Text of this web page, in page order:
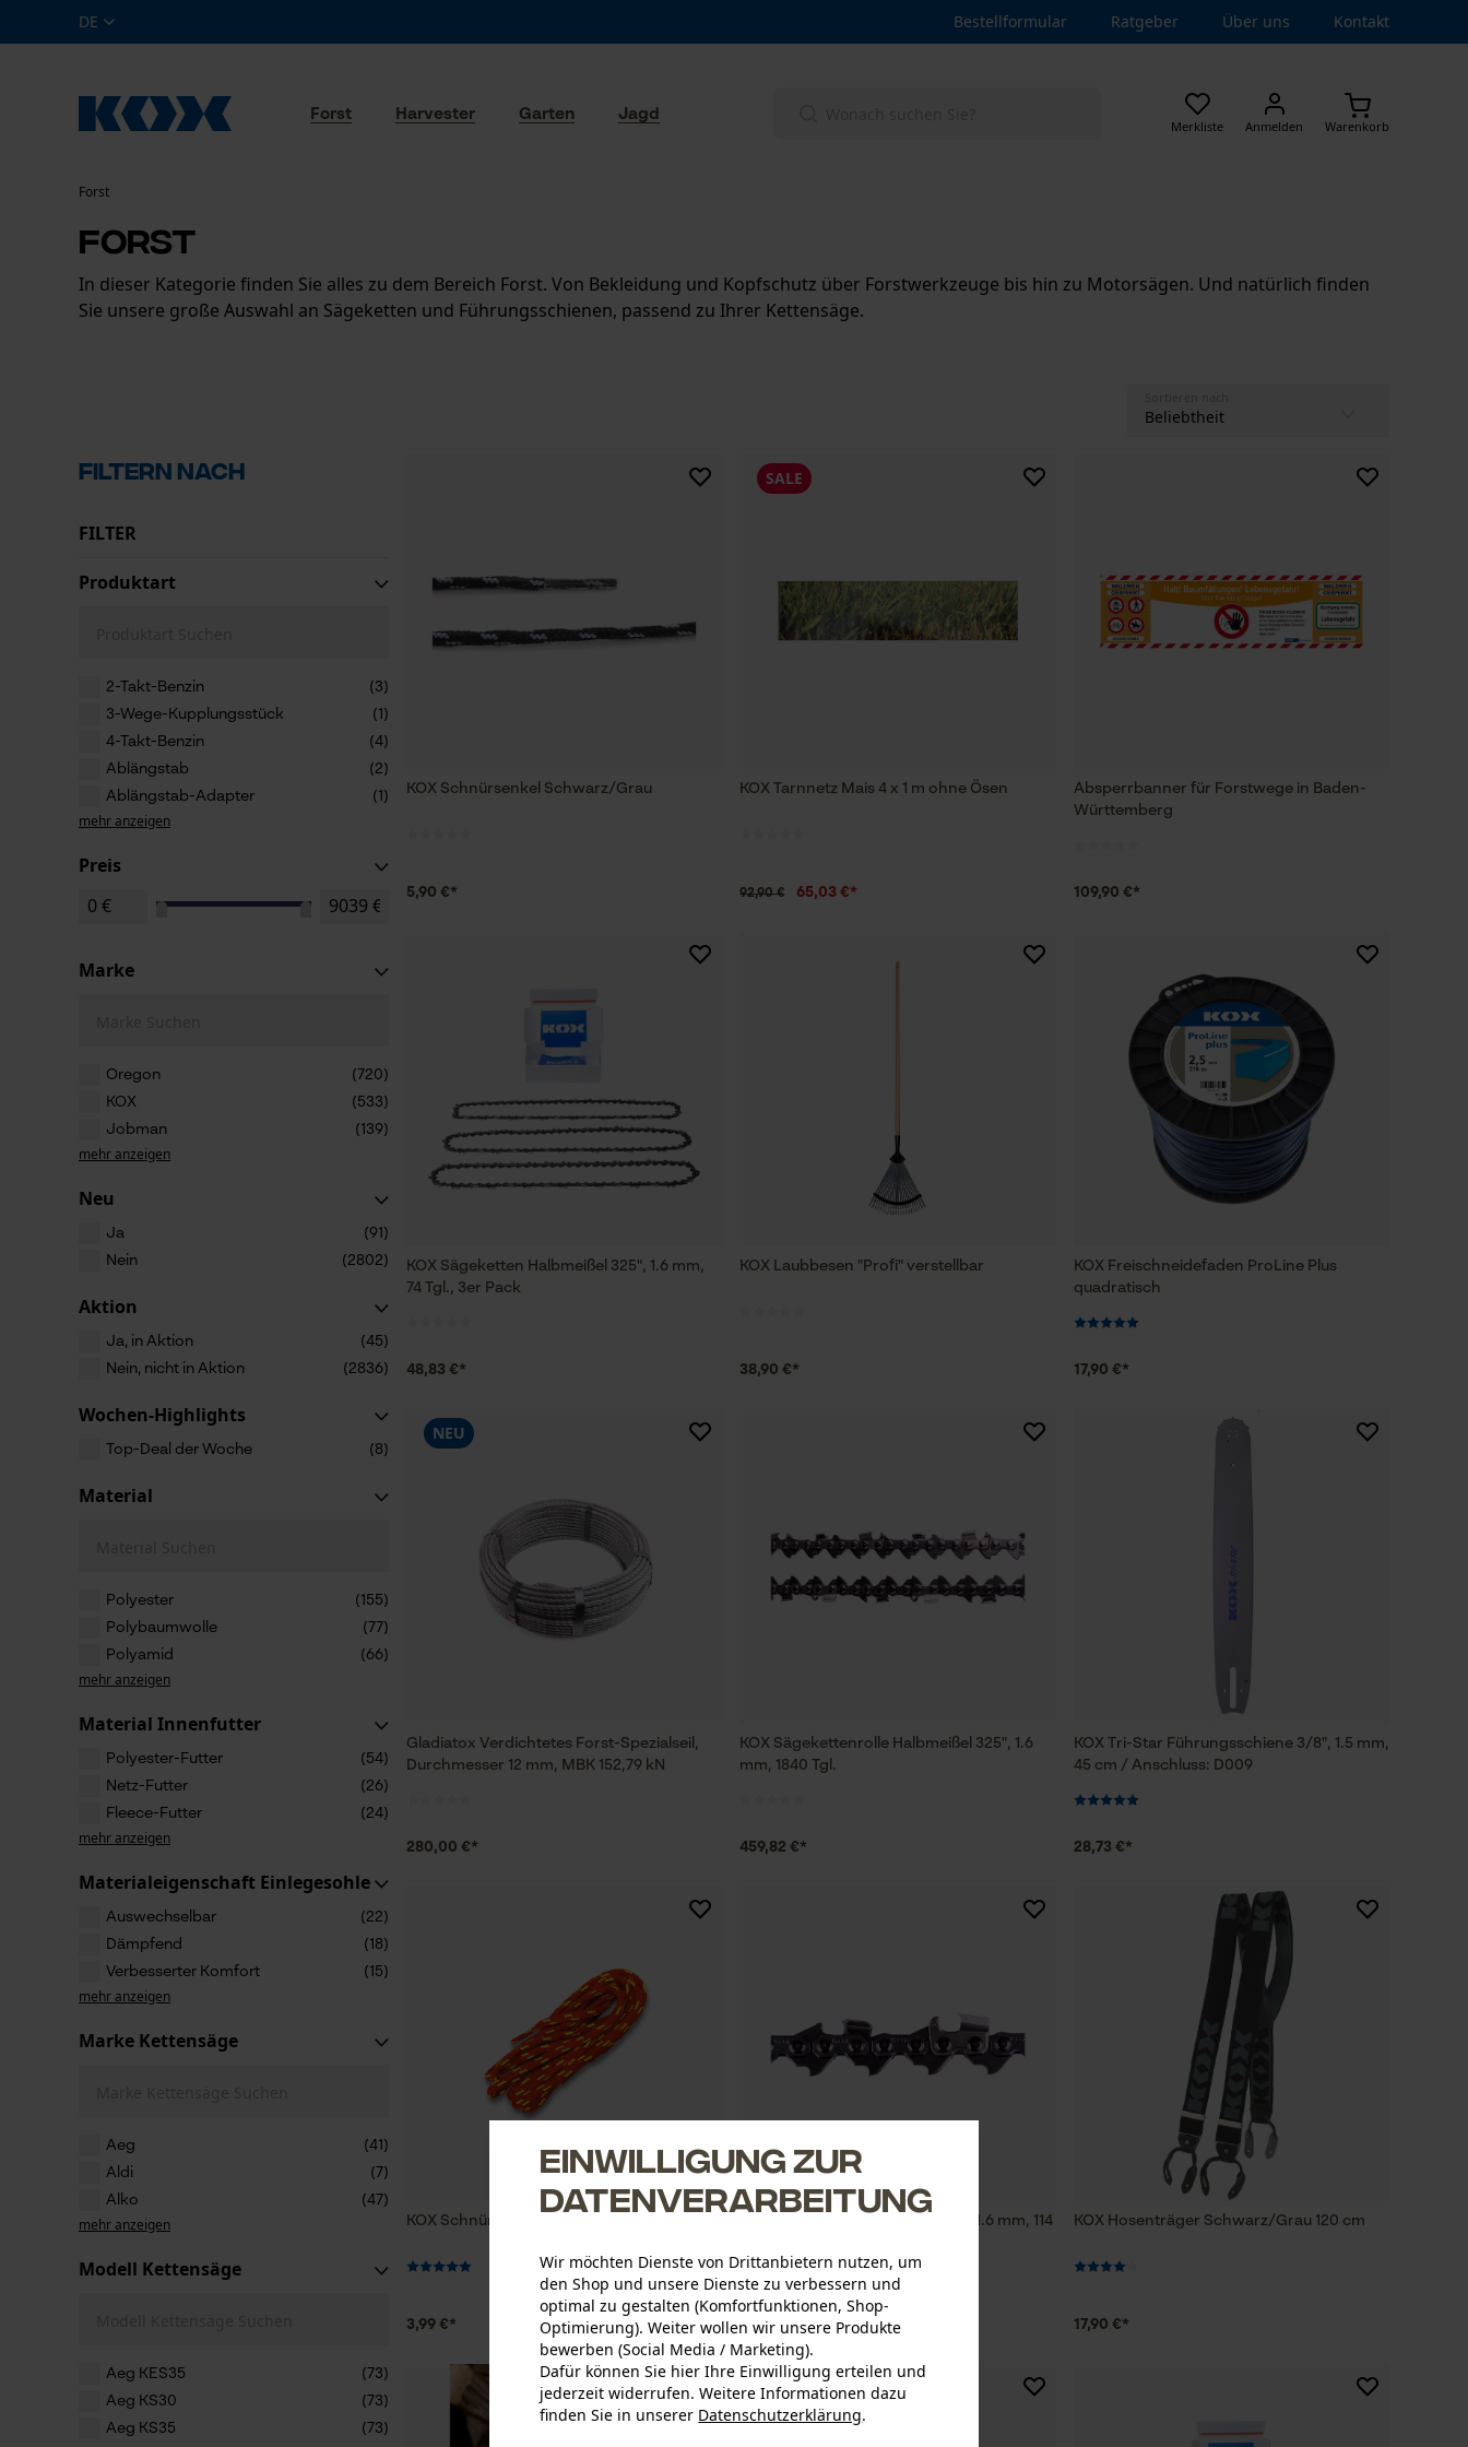
DE Bestellformular Ratgeber Über uns Kontakt
Merkliste Anmelden Warenkorb
Forst Harvester Garten Jagd
Forst
Forst
In dieser Kategorie finden Sie alles zu dem Bereich Forst. Von Bekleidung und Kopfschutz über Forstwerkzeuge bis hin zu Motorsägen. Und natürlich finden
Sie unsere große Auswahl an Sägeketten und Führungsschienen, passend zu Ihrer Kettensäge.
Filtern nach
FILTER
Produktart
2-Takt-Benzin
(3)
3-Wege-Kupplungsstück
(1)
4-Takt-Benzin
(4)
Ablängstab
(2)
Ablängstab-Adapter
(1)
mehr anzeigen
Preis
Marke
Oregon
(720)
KOX
(533)
Jobman
(139)
mehr anzeigen
Neu
Ja
(91)
Nein
(2802)
Aktion
Ja, in Aktion
(45)
Nein, nicht in Aktion
(2836)
Wochen-Highlights
Top-Deal der Woche (8)
Material
Polyester
(155)
Polybaumwolle
(77)
Polyamid
(66)
mehr anzeigen
Material Innenfutter
Polyester-Futter
(54)
Netz-Futter
(26)
Fleece-Futter
(24)
mehr anzeigen
Materialeigenschaft Einlegesohle
Auswechselbar
(22)
Dämpfend
(18)
Verbesserter Komfort
(15)
mehr anzeigen
Marke Kettensäge
Aeg
(41)
Aldi
(7)
Alko
(47)
mehr anzeigen
Modell Kettensäge
Aeg KES35
(73)
Aeg KS30
(73)
Aeg KS35
(73)
KOX Schnürsenkel Schwarz/Grau
5,90 €*
KOX Tarnnetz Mais 4 x 1 m ohne Ösen
SALE
92,90 € 65,03 €*
Absperrbanner für Forstwege in Baden-
Württemberg
109,90 €*
KOX Sägeketten Halbmeißel 325", 1.6 mm,
74 Tgl., 3er Pack
48,83 €*
KOX Laubbesen "Profi" verstellbar
38,90 €*
KOX Freischneidefaden ProLine Plus
quadratisch
17,90 €*
Gladiatox Verdichtetes Forst-Spezialseil,
Durchmesser 12 mm, MBK 152,79 kN
NEU
280,00 €*
KOX Sägekettenrolle Halbmeißel 325", 1.6
mm, 1840 Tgl.
459,82 €*
KOX Tri-Star Führungsschiene 3/8", 1.5 mm,
45 cm / Anschluss: D009
28,73 €*
KOX Schnürsenkel Rot/Gelb
3,99 €*
KOX Sägeketten Vollmeißel 3/8", 1.6 mm, 114
28,49 €*
KOX Hosenträger Schwarz/Grau 120 cm
17,90 €*
Einwilligung zur
Datenverarbeitung
Wir möchten Dienste von Drittanbietern nutzen, um
den Shop und unsere Dienste zu verbessern und
optimal zu gestalten (Komfortfunktionen, Shop-
Optimierung). Weiter wollen wir unsere Produkte
bewerben (Social Media / Marketing).
Dafür können Sie hier Ihre Einwilligung erteilen und
jederzeit widerrufen. Weitere Informationen dazu
finden Sie in unserer Datenschutzerklärung.